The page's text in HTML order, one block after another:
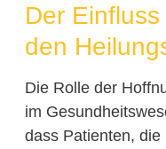
Der
den
Die Rolle der
im
dass Patienten,